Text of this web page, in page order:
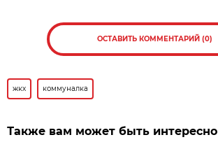
ОСТАВИТЬ КОММЕНТАРИЙ (0)
жкх коммуналка
Также вам может быть интересно